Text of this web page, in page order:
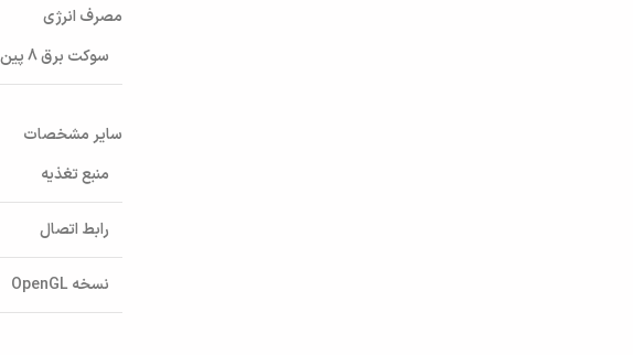
مصرف انرژی
سوکت برق 8 پین PCI-E
سایر مشخصات
منبع تغذیه
رابط اتصال
نسخه OpenGL